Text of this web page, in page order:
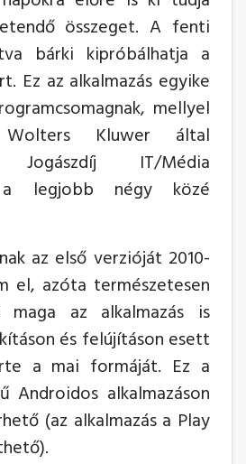
összeget. A fenti
bárki kipróbálhatja a
Ez az alkalmazás egyike
mellyel
Kluwer által
Jogászdíj IT/Média
a legjobb négy közé
az első verzióját 2010-
el, azóta természetesen
az alkalmazás is
és felújításon esett
a mai formáját. Ez a
Androidos alkalmazáson
(az alkalmazás a Play